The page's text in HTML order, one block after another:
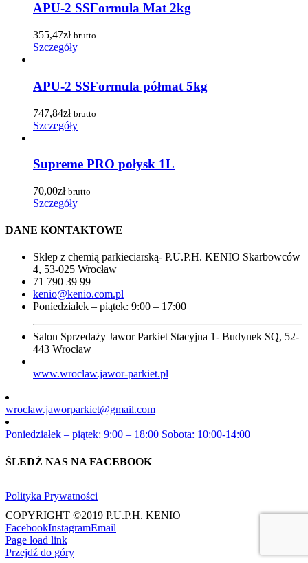
APU-2 SSFormula Mat 2kg
355,47zł brutto
Szczegóły
APU-2 SSFormula półmat 5kg
747,84zł brutto
Szczegóły
Supreme PRO połysk 1L
70,00zł brutto
Szczegóły
DANE KONTAKTOWE
Sklep z chemią parkieciarską- P.U.P.H. KENIO Skarbowców
4, 53-025 Wrocław
71 790 39 99
kenio@kenio.com.pl
Poniedziałek – piątek: 9:00 – 17:00
Salon Sprzedaży Jawor Parkiet Stacyjna 1- Budynek SQ, 52-
443 Wrocław
www.wroclaw.jawor-parkiet.pl
wroclaw.jaworparkiet@gmail.com
Poniedziałek – piątek: 9:00 – 18:00 Sobota: 10:00-14:00
ŚLEDŹ NAS NA FACEBOOK
Polityka Prywatności
COPYRIGHT ©2019 P.U.P.H. KENIO
FacebookInstagramEmail
Page load link
Przejdź do góry